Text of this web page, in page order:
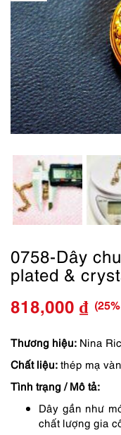
0758-Dây
plated &
Giá
gốc
là:
818,000 ₫
Giá
tại
là:
Thương hiệu: Nina
Chất liệu: thép mạ
Tình trạng / Mô tả:
Dây gần như
chất lượng gia